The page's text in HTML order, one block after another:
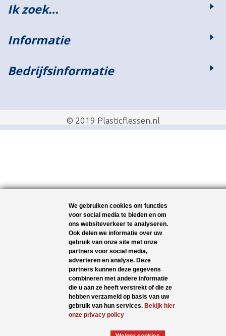
Ik zoek…
Informatie
Bedrijfsinformatie
© 2019 Plasticflessen.nl
We gebruiken cookies om functies
voor social media te bieden en om
ons websiteverkeer te analyseren.
Ook delen we informatie over uw
gebruik van onze site met onze
partners voor social media,
adverteren en analyse. Deze
partners kunnen deze gegevens
combineren met andere informatie
die u aan ze heeft verstrekt of die ze
hebben verzameld op basis van uw
gebruik van hun services. Bekijk hier
onze privacy policy